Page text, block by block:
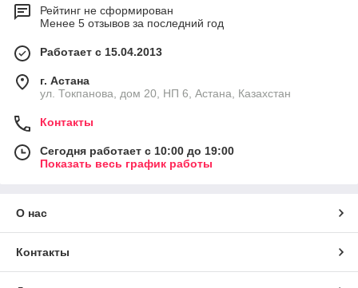
Рейтинг не сформирован
Менее 5 отзывов за последний год
Работает с 15.04.2013
г. Астана
ул. Токпанова, дом 20, НП 6, Астана, Казахстан
Контакты
Сегодня работает с 10:00 до 19:00
Показать весь график работы
О нас
Контакты